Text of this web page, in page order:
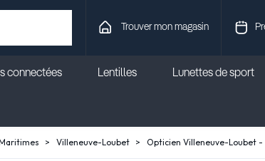
Trouver mon magasin
connectées Lentilles Lunettes de sport
Villeneuve-Loubet Opticien Villeneuve-Loubet